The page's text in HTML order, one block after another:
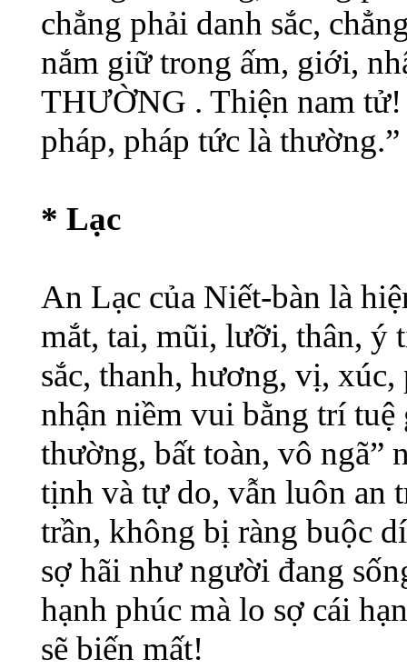
chẳng phải danh sắc,
nắm giữ trong ấm, giới,
THƯỜNG . Thiện nam
pháp, pháp tức là
* Lạc
An Lạc của Niết-bàn là
mắt, tai, mũi, lưỡi, thân, ý
sắc, thanh, hương, vị,
nhận niềm vui bằng trí
thường, bất toàn, vô ngã”
tịnh và tự do, vẫn luôn an
trần, không bị ràng buộc
sợ hãi như người đang
hạnh phúc mà lo sợ cái
sẽ biến mất!